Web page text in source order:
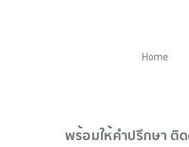
Home
พร้อมให้คำปรึกษา ติด